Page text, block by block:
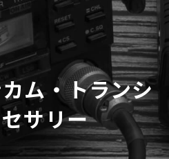
ム・トランシ
サリー